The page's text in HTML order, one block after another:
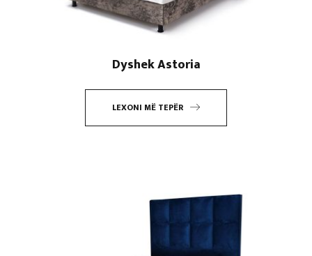
Dyshek Astoria
LEXONI MË TEPËR